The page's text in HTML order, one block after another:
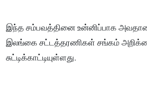
இந்த சம்பவத்தினை உன்னிப்பாக
இலங்கை சட்டத்தரணிகள் சங்கம்
சுட்டிக்காட்டியுள்ளது.